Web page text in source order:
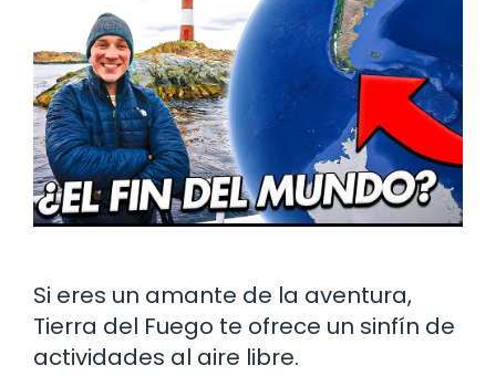
Si eres un amante de la aventura,
Tierra del Fuego te ofrece un sinfín de
actividades al aire libre.